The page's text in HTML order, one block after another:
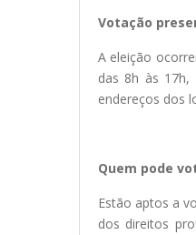
Votação
A eleição
das 8h às
endereços dos
Quem pode
Estão aptos a
dos direitos